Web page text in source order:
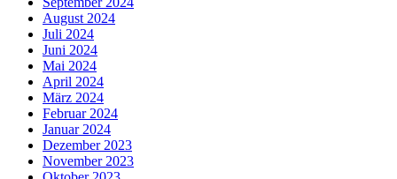
August 2024
Juli 2024
Juni 2024
Mai 2024
April 2024
März 2024
Februar 2024
Januar 2024
Dezember 2023
November 2023